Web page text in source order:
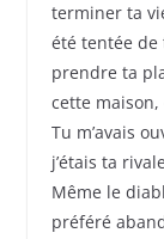
terminer ta
été tentée
prendre ta
cette
Tu m’avais
j’étais ta
Même le
préféré